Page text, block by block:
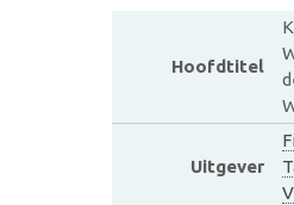
Hoofdtitel
Uitgever